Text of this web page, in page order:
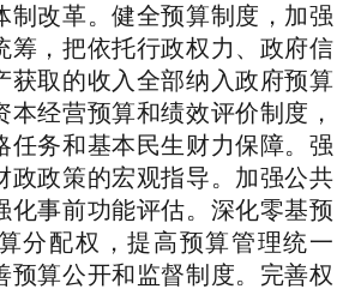
制改革。健全预算制度，加强
筹，把依托行政权力、政府信
获取的收入全部纳入政府预算
本经营预算和绩效评价制度，
任务和基本民生财力保障。强
政政策的宏观指导。加强公共
化事前功能评估。深化零基预
分配权，提高预算管理统一
预算公开和监督制度。完善权